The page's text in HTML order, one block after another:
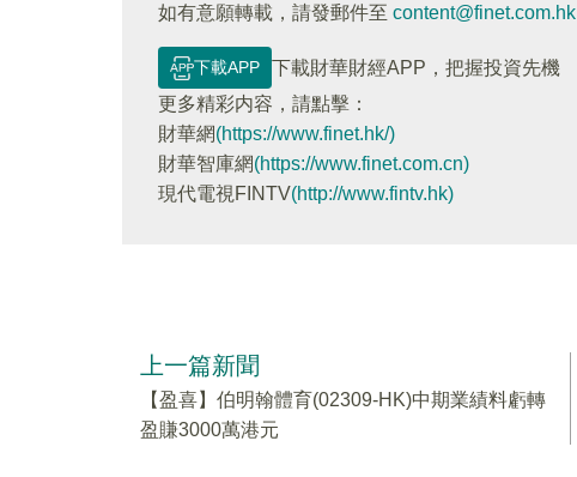
如有意願轉載，請發郵件至 content@finet.com.hk
下載APP
下載財華財經APP，把握投資先機
更多精彩内容，請點擊：
財華網(https://www.finet.hk/)
財華智庫網(https://www.finet.com.cn)
現代電視FINTV(http://www.fintv.hk)
上一篇新聞
【盈喜】伯明翰體育(02309-HK)中期業績料虧轉
盈賺3000萬港元